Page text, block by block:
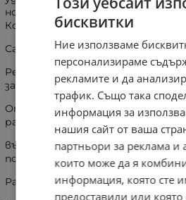
нова клик-клик система за
Кош за новородено:
Сгъващ се сенник
Регулируем наклон на
за новородено
Опция люлка на зимния кош ,
равна повърхност .
възможност за монтиране на
посоки на движение
Размер на коша: 78 х 38 х 20
бисквитки
Ние използваме
персонализираме
рекламите и да
трафик. Също така
информация за
нашия сайт от ваша
партньори за реклама и
които може да я
информация, която сте
предоставили или която